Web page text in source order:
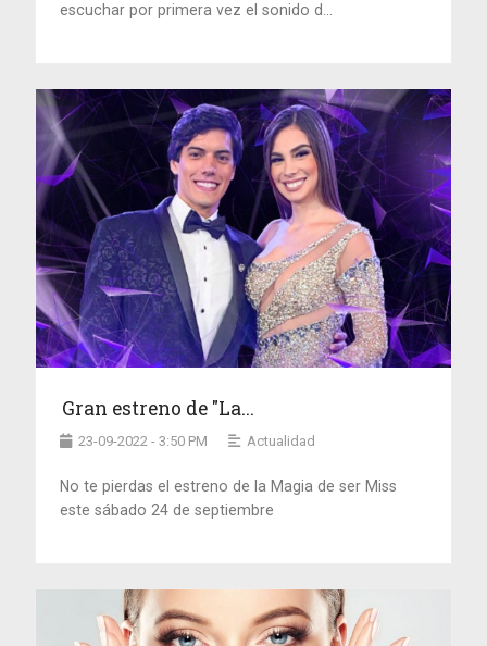
escuchar por primera vez el sonido d...
Gran estreno de "La...
23-09-2022 - 3:50 PM Actualidad
No te pierdas el estreno de la Magia de ser Miss
este sábado 24 de septiembre